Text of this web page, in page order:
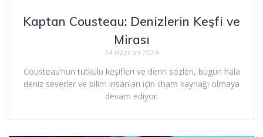
Kaptan Cousteau: Denizlerin Keşfi ve
Mirası
24 Haziran 2024
Cousteau’nun tutkulu keşifleri ve derin sözleri, bugün hala
deniz severler ve bilim insanları için ilham kaynağı olmaya
devam ediyor.